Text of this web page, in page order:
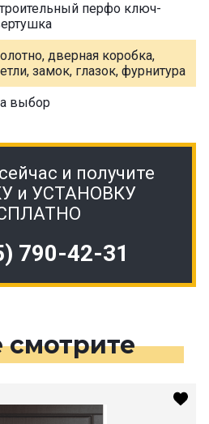
перфо ключ-
дверная коробка,
замок, глазок, фурнитура
выбор
и получите
и УСТАНОВКУ
790-42-31
смотрите